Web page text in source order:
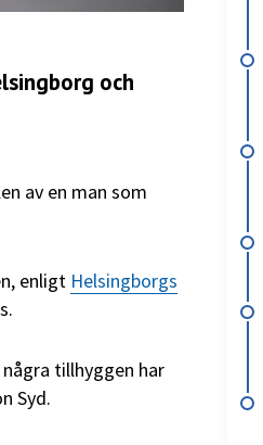
och
av en man som
enligt Helsingborgs
tillhyggen har
Syd.